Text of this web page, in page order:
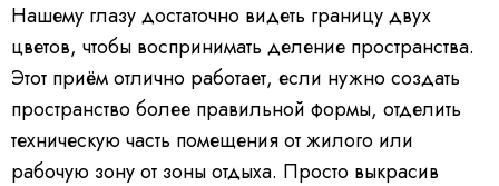
Нашему глазу достаточно видеть границу двух
цветов, чтобы воспринимать деление пространства.
Этот приём отлично работает, если нужно создать
пространство более правильной формы, отделить
техническую часть помещения от жилого или
рабочую зону от зоны отдыха. Просто выкрасив